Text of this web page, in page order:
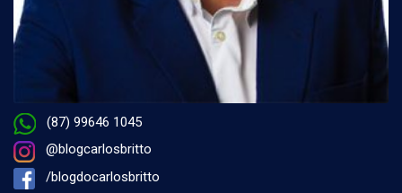
(87) 99646 1045
@blogcarlosbritto
/blogdocarlosbritto